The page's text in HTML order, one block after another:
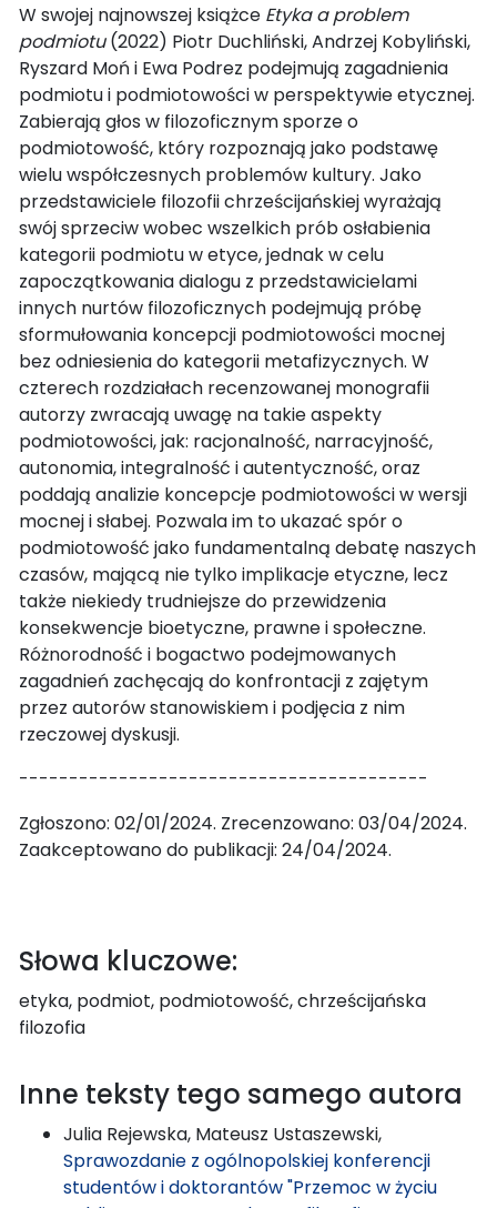
W swojej najnowszej książce Etyka a problem
podmiotu(2022) Piotr Duchliński, Andrzej Kobyliński,
Ryszard Moń i Ewa Podrez podejmują zagadnienia
podmiotu i podmiotowości w perspektywie etycznej.
Zabierają głos w filozoficznym sporze o
podmiotowość, który rozpoznają jako podstawę
wielu współczesnych problemów kultury. Jako
przedstawiciele filozofii chrześcijańskiej wyrażają
swój sprzeciw wobec wszelkich prób osłabienia
kategorii podmiotu w etyce, jednak w celu
zapoczątkowania dialogu z przedstawicielami
innych nurtów filozoficznych podejmują próbę
sformułowania koncepcji podmiotowości mocnej
bez odniesienia do kategorii metafizycznych. W
czterech rozdziałach recenzowanej monografii
autorzy zwracają uwagę na takie aspekty
podmiotowości, jak: racjonalność, narracyjność,
autonomia, integralność i autentyczność, oraz
poddają analizie koncepcje podmiotowości w wersji
mocnej i słabej. Pozwala im to ukazać spór o
podmiotowość jako fundamentalną debatę naszych
czasów, mającą nie tylko implikacje etyczne, lecz
także niekiedy trudniejsze do przewidzenia
konsekwencje bioetyczne, prawne i społeczne.
Różnorodność i bogactwo podejmowanych
zagadnień zachęcają do konfrontacji z zajętym
przez autorów stanowiskiem i podjęcia z nim
rzeczowej dyskusji.
-----------------------------------------
Zgłoszono: 02/01/2024. Zrecenzowano: 03/04/2024.
Zaakceptowano do publikacji: 24/04/2024.
Słowa kluczowe:
etyka, podmiot, podmiotowość, chrześcijańska
filozofia
Inne teksty tego samego autora
Julia Rejewska, Mateusz Ustaszewski,
Sprawozdanie z ogólnopolskiej konferencji
studentów i doktorantów "Przemoc w życiu